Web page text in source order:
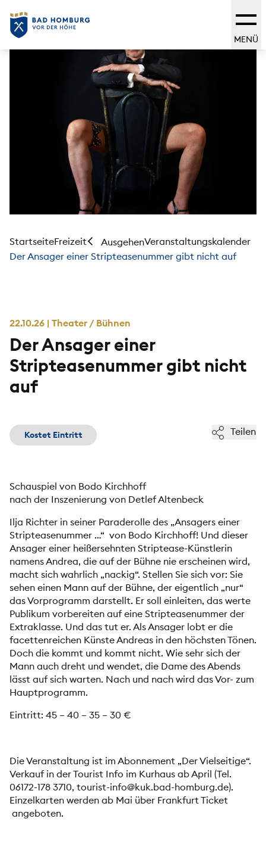
MENÜ
StartseiteFreizeit AusgehenVeranstaltungskalender
Der Ansager einer Stripteasenummer gibt nicht auf
22.10.26 | Theater / Bühnen
Der Ansager einer
Stripteasenummer gibt nicht
auf
Kostet Eintritt Teilen
Schauspiel von Bodo Kirchhoff
nach der Inszenierung von Detlef Altenbeck
Ilja Richter in seiner Paraderolle des „Ansagers einer
Stripteasenummer …“ von Bodo Kirchhoff! Und dieser
Ansager einer heißersehnten Striptease-Künstlerin
namens Andrea, die auf der Bühne nie erscheinen wird,
macht sich wahrlich „nackig“. Stellen Sie sich vor: Sie
sehen einen Mann auf der Bühne, der eigentlich „nur“
das Vorprogramm darstellt. Er soll einleiten, das werte
Publikum vorbereiten auf eine Stripteasenummer der
Extraklasse. Und das tut er. Als Ansager lobt er die
facettenreichen Künste Andreas in den höchsten Tönen.
Doch die kommt und kommt nicht. Wie sehr sich der
Mann auch dreht und wendet, die Dame des Abends
lässt auf sich warten. Nach und nach wird das Vor- zum
Hauptprogramm.
Eintritt: 45 – 40 – 35 – 30 €
Die Veranstaltung ist im Abonnement „Der Vielseitige“.
Verkauf in der Tourist Info im Kurhaus ab April (Tel.
06172-178 3710, tourist-info@kuk.bad-homburg.de).
Einzelkarten werden ab Mai über Frankfurt Ticket
angeboten.